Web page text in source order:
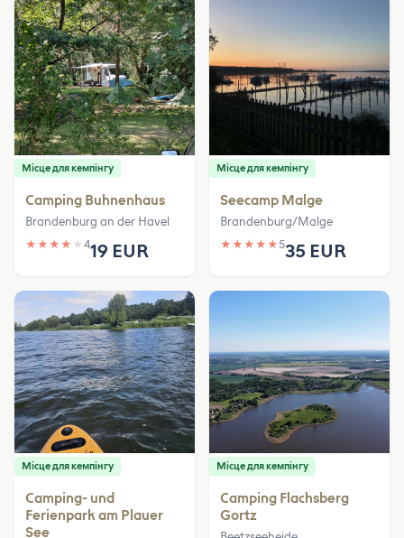
Місце для кемпінгу
Camping Buhnenhaus
Brandenburg an der Havel
★ ★ ★ ★ ★ 419 EUR
Місце для кемпінгу
Seecamp Malge
Brandenburg/Malge
★ ★ ★ ★ ★535 EUR
Місце для кемпінгу
Camping- und
Ferienpark am Plauer
See
Місце для кемпінгу
Camping Flachsberg
Gortz